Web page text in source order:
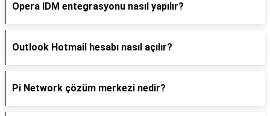
Opera IDM entegrasyonu nasıl yapılır?
Outlook Hotmail hesabı nasıl açılır?
Pi Network çözüm merkezi nedir?